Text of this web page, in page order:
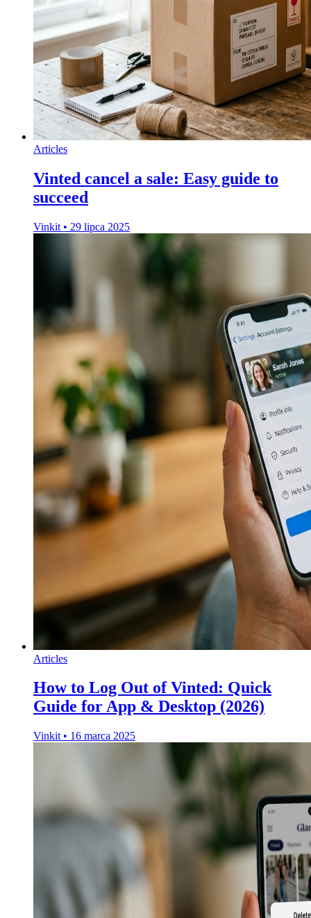
Articles
Vinted cancel a sale: Easy guide to
succeed
Vinkit • 29 lipca 2025
Articles
How to Log Out of Vinted: Quick
Guide for App & Desktop (2026)
Vinkit • 16 marca 2025